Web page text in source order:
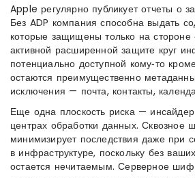
Apple регулярно публикует отчеты о
Без ADP компания способна выдать
которые защищены только на стороне
активной расширенной защите круг
потенциально доступной кому‑то
остаются преимущественно
исключения — почта, контакты,
Еще одна плоскость риска —
центрах обработки данных. Сквозное
минимизирует последствия даже при
в инфраструктуре, поскольку без
остается нечитаемым. Серверное